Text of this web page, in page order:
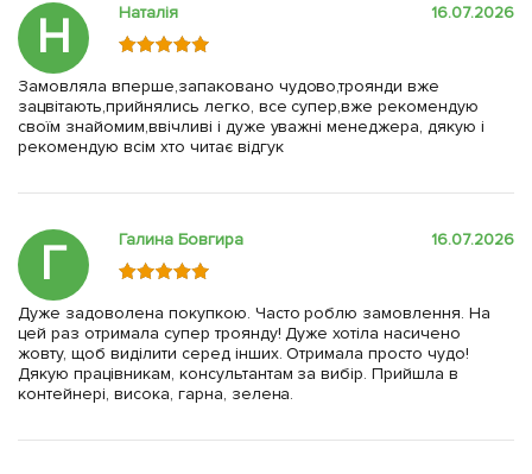
Н Наталія 16.07.2026
Замовляла вперше,запаковано чудово,троянди вже
зацвітають,прийнялись легко, все супер,вже рекомендую
своїм знайомим,ввічливі і дуже уважні менеджера, дякую і
рекомендую всім хто читає відгук
Г Галина Бовгира 16.07.2026
Дуже задоволена покупкою. Часто роблю замовлення. На
цей раз отримала супер троянду! Дуже хотіла насичено
жовту, щоб виділити серед інших. Отримала просто чудо!
Дякую працівникам, консультантам за вибір. Прийшла в
контейнері, висока, гарна, зелена.